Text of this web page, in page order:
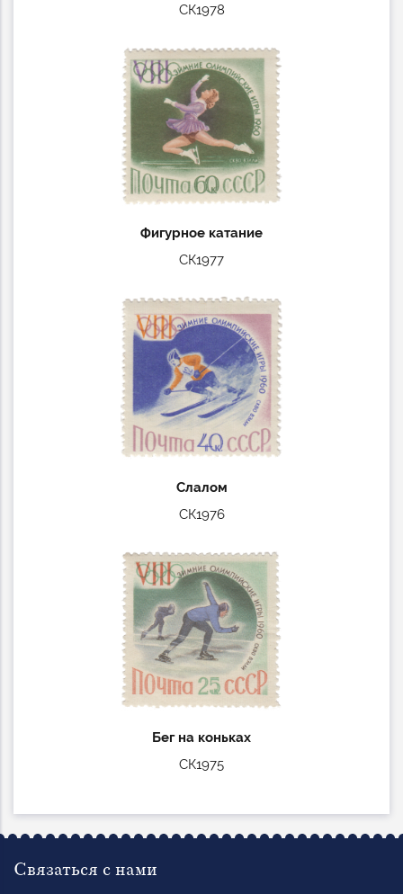
СК1978
Фигурное катание
СК1977
Слалом
СК1976
Бег на коньках
СК1975
Связаться с нами